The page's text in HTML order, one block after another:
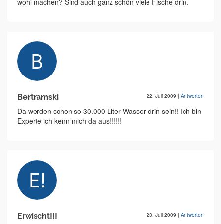
wohl machen? Sind auch ganz schön viele Fische drin.
Bertramski 22. Juli 2009 | Antworten
Da werden schon so 30.000 Liter Wasser drin sein!! Ich bin
Experte ich kenn mich da aus!!!!!!
Erwischt!!! 23. Juli 2009 | Antworten